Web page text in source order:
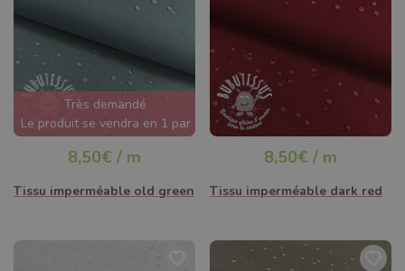
Très demandé
Le produit se vendra en 1 par
jour
8,50€ / m
Tissu imperméable old green
8,50€ / m
Tissu imperméable dark red